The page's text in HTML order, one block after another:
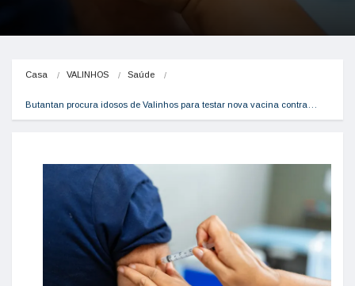
Casa VALINHOS Saúde
Butantan procura idosos de Valinhos para testar nova vacina contra…